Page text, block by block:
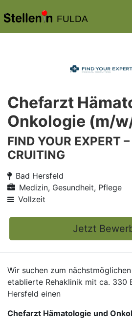
FULDA
Chefarzt
Onkologie (m/
FIND YOUR EXPERT
CRUITING
Bad Hersfeld
Medizin, Gesundheit, Pflege
Vollzeit
Jetzt
Wir suchen zum
etablierte Rehaklinik mit ca. 330
Hersfeld einen
Chefarzt Hämatologie und